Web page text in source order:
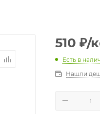
510 ₽/
Есть в
Нашли